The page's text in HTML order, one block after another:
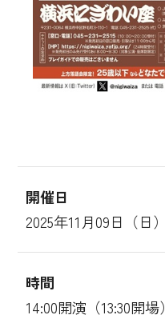
開催日
2025年11月09日（日）
時間
14:00開演（13:30開場）